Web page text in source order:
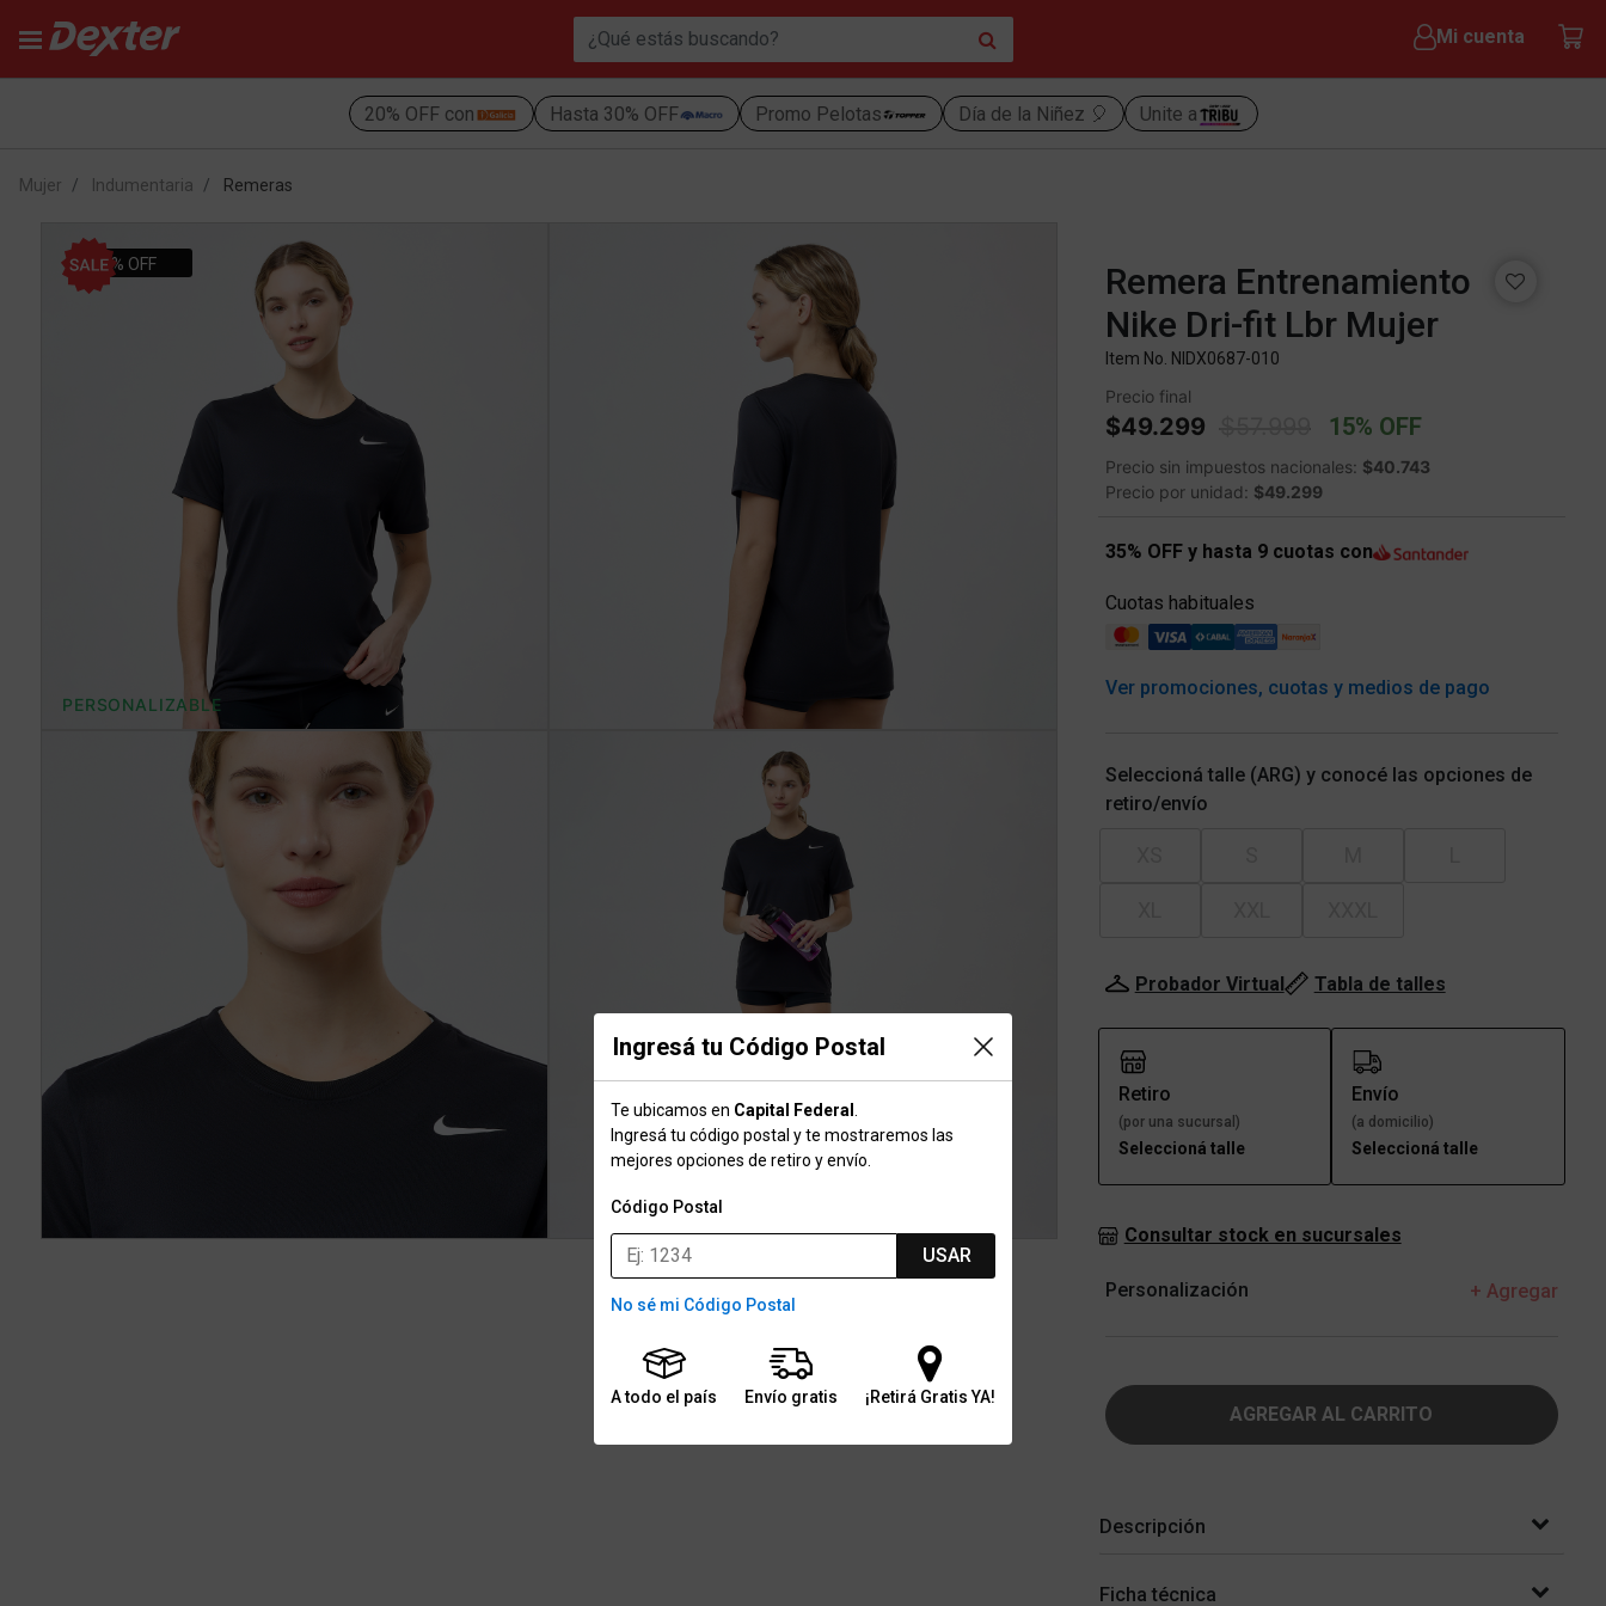
Mi cuenta
20% OFF con Hasta 30% OFF Promo Pelotas Día de la Niñez 🎈 Unite a
Ingresá tu Código Postal
Te ubicamos en Capital Federal
Ingresá tu código postal y te mostraremos las
mejores opciones de retiro y envío.
Código Postal
USAR
No sé mi Código Postal
A todo el país Envío gratis ¡Retirá Gratis YA!
Mujer Indumentaria Remeras
15% OFF
PERSONALIZABLE
Remera Entrenamiento
Nike Dri-fit Lbr Mujer
Item No. NIDX0687-010
Precio final
$49.299 Price reduced from
$57.999 15% OFF
Precio sin impuestos nacionales: $40.743
Precio por unidad: $49.299
35% OFF y hasta 9 cuotas con
Cuotas habituales
Ver promociones, cuotas y medios de pago
Seleccioná talle (ARG) y conocé las opciones de
retiro/envío
Probador Virtual Tabla de talles
Retiro
(por una sucursal)
Seleccioná talle
Envío
(a domicilio)
Seleccioná talle
Consultar stock en sucursales
Personalización + Agregar
AGREGAR AL CARRITO
Descripción
Ficha técnica